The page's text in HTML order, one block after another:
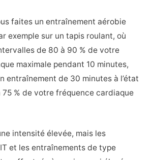
faites un entraînement aérobie
exemple sur un tapis roulant, où
de 80 à 90 % de votre
maximale pendant 10 minutes,
entraînement de 30 minutes à l’état
% de votre fréquence cardiaque
intensité élevée, mais les
et les entraînements de type